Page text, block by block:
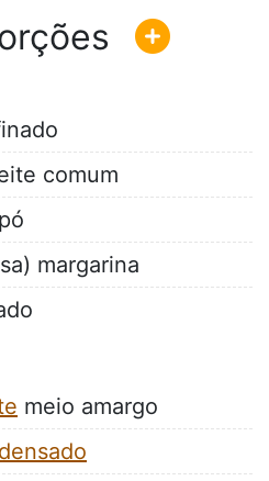
comum
margarina
meio amargo